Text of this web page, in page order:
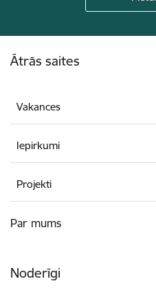
Ātrās saites
Vakances
Iepirkumi
Projekti
Par mums
Noderīgi